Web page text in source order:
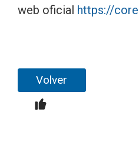
web oficial https://
Volver